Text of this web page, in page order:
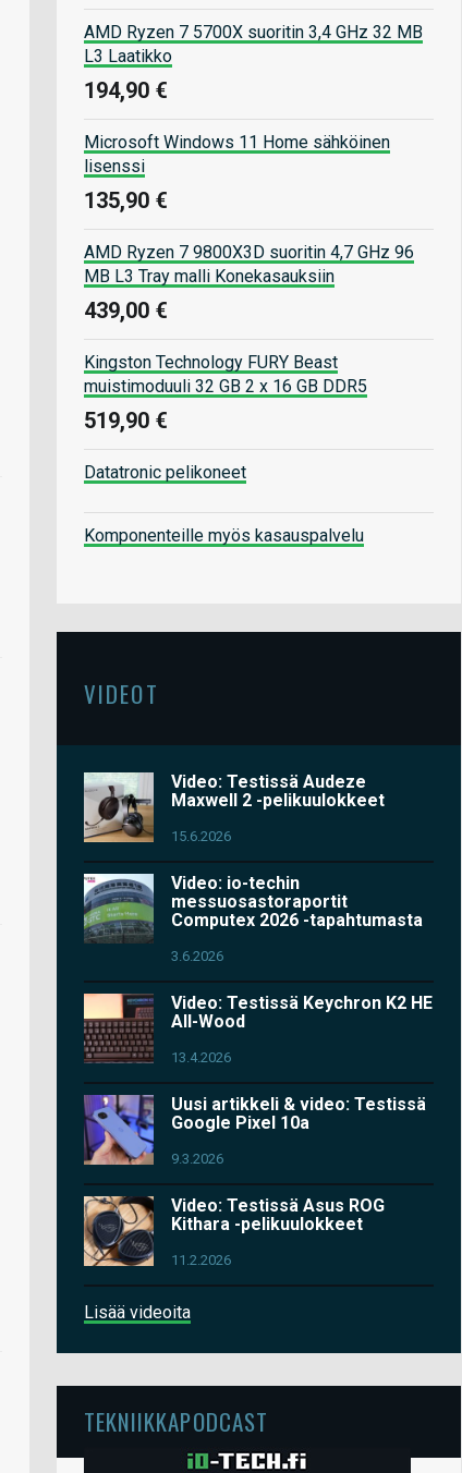
AMD Ryzen 7 5700X suoritin 3,4 GHz 32 MB
L3 Laatikko
194,90 €
Microsoft Windows 11 Home sähköinen
lisenssi
135,90 €
AMD Ryzen 7 9800X3D suoritin 4,7 GHz 96
MB L3 Tray malli Konekasauksiin
439,00 €
Kingston Technology FURY Beast
muistimoduuli 32 GB 2 x 16 GB DDR5
519,90 €
Datatronic pelikoneet
Komponenteille myös kasauspalvelu
VIDEOT
Video: Testissä Audeze
Maxwell 2 -pelikuulokkeet
15.6.2026
Video: io-techin
messuosastoraportit
Computex 2026 -tapahtumasta
3.6.2026
Video: Testissä Keychron K2 HE
All-Wood
13.4.2026
Uusi artikkeli & video: Testissä
Google Pixel 10a
9.3.2026
Video: Testissä Asus ROG
Kithara -pelikuulokkeet
11.2.2026
Lisää videoita
TEKNIIKKAPODCAST